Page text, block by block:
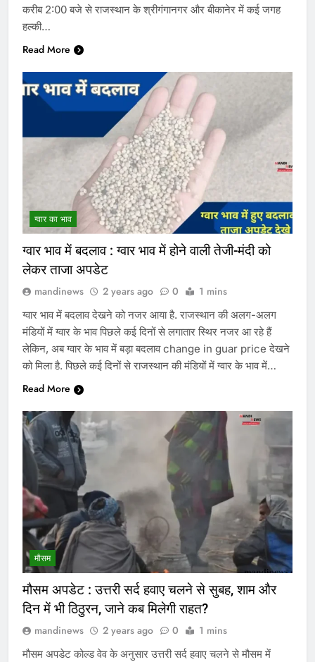
करीब 2:00 बजे से राजस्थान के श्रीगंगानगर और बीकानेर में कई जगह
हल्की…
Read More
ग्वार का भाव
ग्वार भाव में बदलाव : ग्वार भाव में होने वाली तेजी-मंदी को
लेकर ताजा अपडेट
mandinews 2 years ago 0 1 mins
ग्वार भाव में बदलाव देखने को नजर आया है. राजस्थान की अलग-अलग
मंडियों में ग्वार के भाव पिछले कई दिनों से लगातार स्थिर नजर आ रहे हैं
लेकिन, अब ग्वार के भाव में बड़ा बदलाव change in guar price देखने
को मिला है. पिछले कई दिनों से राजस्थान की मंडियों में ग्वार के भाव में…
Read More
मौसम
मौसम अपडेट : उत्तरी सर्द हवाए चलने से सुबह, शाम और
दिन में भी ठिठुरन, जाने कब मिलेगी राहत?
mandinews 2 years ago 0 1 mins
मौसम अपडेट कोल्ड वेव के अनुसार उत्तरी सर्द हवाए चलने से मौसम में